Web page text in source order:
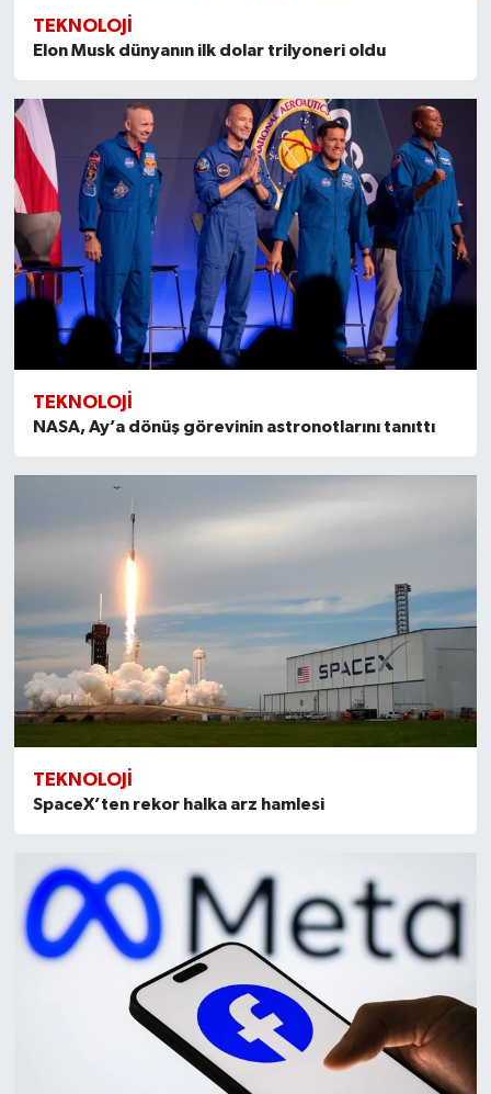
TEKNOLOJI
Elon Musk dünyanın ilk dolar trilyoneri oldu
TEKNOLOJI
NASA, Ay’a dönüş görevinin astronotlarını tanıttı
TEKNOLOJI
SpaceX’ten rekor halka arz hamlesi